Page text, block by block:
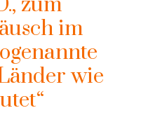
im
wie